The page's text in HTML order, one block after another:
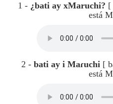
1 - ¿bati ay xMaruchi? [
está
2 - bati ay i Maɾuchi [
está